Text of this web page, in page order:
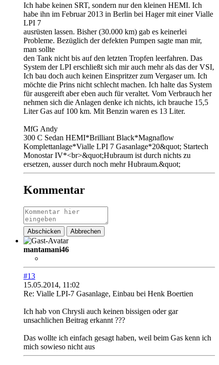
Ich habe keinen SRT, sondern nur den kleinen HEMI. Ich
habe ihn im Februar 2013 in Berlin bei Hager mit einer Vialle
LPI 7
ausrüsten lassen. Bisher (30.000 km) gab es keinerlei
Probleme. Bezüglich der defekten Pumpen sagte man mir,
man sollte
den Tank nicht bis auf den letzten Tropfen leerfahren. Das
System der LPI erschließt sich mir auch mehr als das der VSI,
Ich bau doch auch keinen Einspritzer zum Vergaser um. Ich
möchte die Prins nicht schlecht machen. Ich halte das System
für ausgereift aber eben auch für veraltet. Vom Verbrauch her
nehmen sich die Anlagen denke ich nichts, ich brauche 15,5
Liter Gas auf 100 km. Mit Benzin waren es 13 Liter.
MfG Andy
300 C Sedan HEMI*Brilliant Black*Magnaflow
Komplettanlage*Vialle LPI 7 Gasanlage*20&quot; Startech
Monostar IV*<br>&quot;Hubraum ist durch nichts zu
ersetzen, ausser durch noch mehr Hubraum.&quot;
Kommentar
Abschicken Abbrechen
mantamani46
#13
15.05.2014, 11:02
Re: Vialle LPI-7 Gasanlage, Einbau bei Henk Boertien
Ich hab von Chrysli auch keinen bissigen oder gar
unsachlichen Beitrag erkannt ???
Das wollte ich einfach gesagt haben, weil beim Gas kenn ich
mich sowieso nicht aus